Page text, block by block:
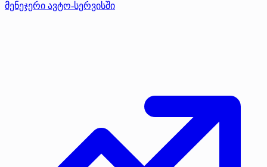
მენეჯერი ავტო-სერვისში